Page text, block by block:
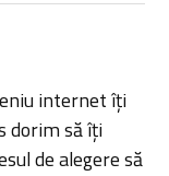
internet îți
dorim să îți
de alegere să